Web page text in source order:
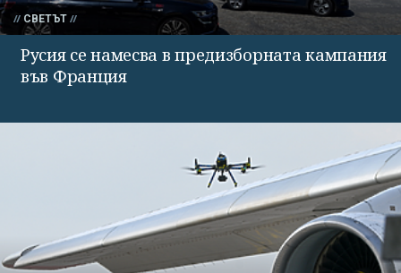
СВЕТЪТ
Русия се намесва в предизборната кампания
във Франция